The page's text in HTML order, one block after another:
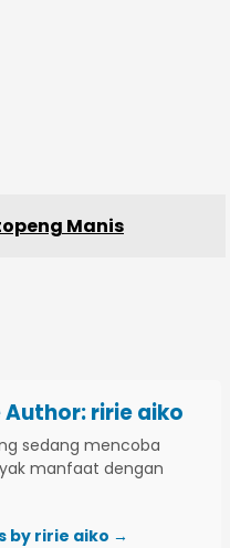
Manis
ririe aiko
sedang mencoba
manfaat dengan
by ririe aiko →